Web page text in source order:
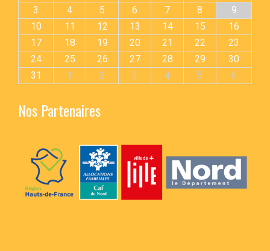
3
4 5 6 7 8
9
10
11 12 13 14 15
16
17
18 19 20 21 22
23
24
25 26 27 28 29
30
31
1 2 3 4 5 6
Nos Partenaires